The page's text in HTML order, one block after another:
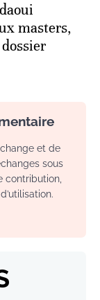
masters,
et de
sous
contribution,